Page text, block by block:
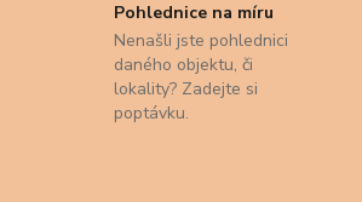
Pohlednice na míru
Nenašli jste pohlednici
daného objektu, či
lokality? Zadejte si
poptávku.